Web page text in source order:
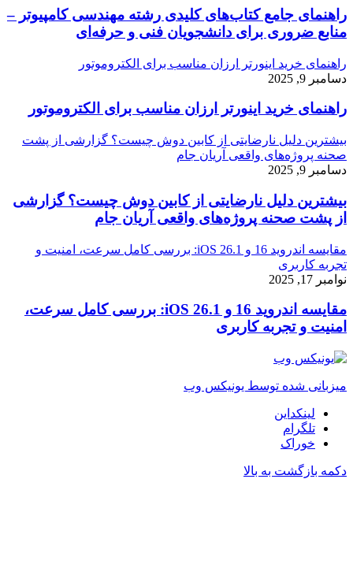
راهنمای جامع کتاب‌های کلیدی رشته مهندسی کامپیوتر –
منابع ضروری برای دانشجویان فنی و حرفه‌ای
راهنمای خرید اینورتر ارزان مناسب برای الکتروموتور
دسامبر 9, 2025
راهنمای خرید اینورتر ارزان مناسب برای الکتروموتور
بیشترین دلیل نارضایتی از کابین دوش چیست؟ گزارشی از پشت
صحنه پروژه‌های واقعی آریان جام
دسامبر 9, 2025
بیشترین دلیل نارضایتی از کابین دوش چیست؟ گزارشی
از پشت صحنه پروژه‌های واقعی آریان جام
مقایسه اندروید 16 و iOS 26.1: بررسی کامل سرعت، امنیت و
تجربه کاربری
نوامبر 17, 2025
مقایسه اندروید 16 و iOS 26.1: بررسی کامل سرعت،
امنیت و تجربه کاربری
میزبانی شده توسط یونیکس وب
لینکداین
تلگرام
خوراک
دکمه بازگشت به بالا